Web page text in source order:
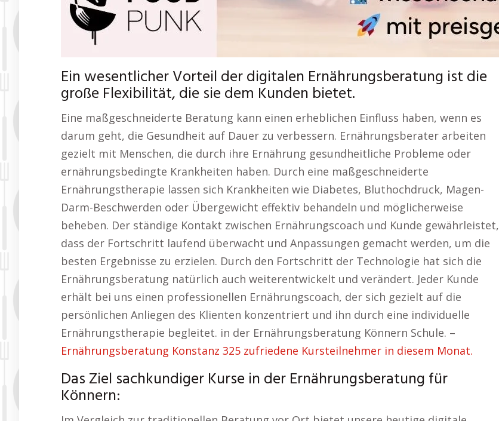
Ein wesentlicher Vorteil der digitalen Ernährungsberatung ist die
große Flexibilität, die sie dem Kunden bietet.
Eine maßgeschneiderte Beratung kann einen erheblichen Einfluss haben, wenn es
darum geht, die Gesundheit auf Dauer zu verbessern. Ernährungsberater arbeiten
gezielt mit Menschen, die durch ihre Ernährung gesundheitliche Probleme oder
ernährungsbedingte Krankheiten haben. Durch eine maßgeschneiderte
Ernährungstherapie lassen sich Krankheiten wie Diabetes, Bluthochdruck, Magen-
Darm-Beschwerden oder Übergewicht effektiv behandeln und möglicherweise
beheben. Der ständige Kontakt zwischen Ernährungscoach und Kunde gewährleistet,
dass der Fortschritt laufend überwacht und Anpassungen gemacht werden, um die
besten Ergebnisse zu erzielen. Durch den Fortschritt der Technologie hat sich die
Ernährungsberatung natürlich auch weiterentwickelt und verändert. Jeder Kunde
erhält bei uns einen professionellen Ernährungscoach, der sich gezielt auf die
persönlichen Anliegen des Klienten konzentriert und ihn durch eine individuelle
Ernährungstherapie begleitet. in der Ernährungsberatung Könnern Schule. –
Ernährungsberatung Konstanz 325 zufriedene Kursteilnehmer in diesem Monat.
Das Ziel sachkundiger Kurse in der Ernährungsberatung für
Könnern: